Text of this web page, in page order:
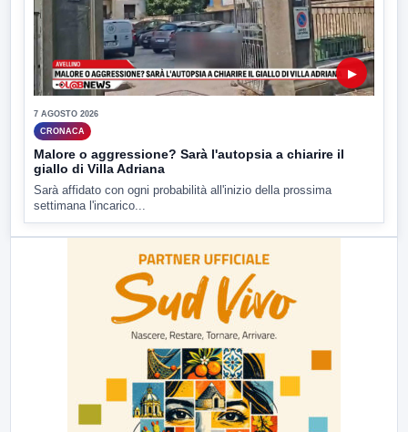
▶
7 AGOSTO 2026
CRONACA
Malore o aggressione? Sarà l'autopsia a chiarire il
giallo di Villa Adriana
Sarà affidato con ogni probabilità all'inizio della prossima
settimana l'incarico...